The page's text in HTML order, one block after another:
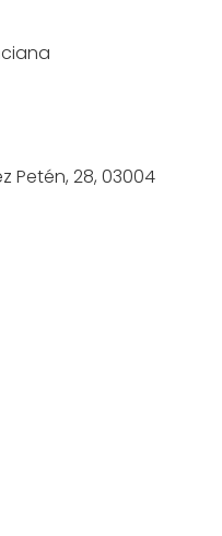
Petén, 28, 03004